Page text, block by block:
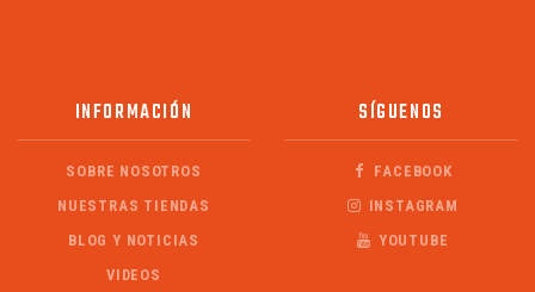
INFORMACIÓN
SOBRE NOSOTROS
NUESTRAS TIENDAS
BLOG Y NOTICIAS
VIDEOS
SÍGUENOS
FACEBOOK
INSTAGRAM
YOUTUBE